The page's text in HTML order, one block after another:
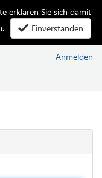
erklären Sie sich damit
Einverstanden
Anmelden